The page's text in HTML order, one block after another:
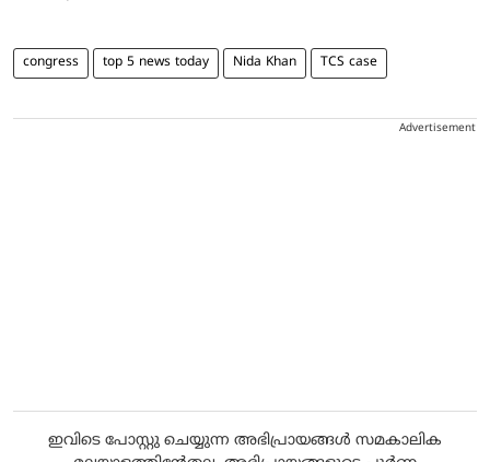
congress top 5 news today Nida Khan TCS case
Advertisement
ഇവിടെ പോസ്റ്റു ചെയ്യുന്ന അഭിപ്രായങ്ങൾ സമകാലിക